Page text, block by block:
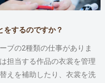
するのですか？
ブの2種類の仕事がありま
担当する作品の衣裳を管理
えを補助したり、衣裳を洗